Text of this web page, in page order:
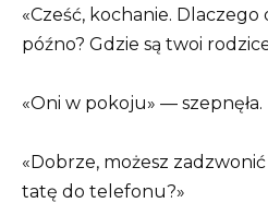
«Cześć, kochanie.
późno? Gdzie są twoi
«Oni w pokoju» — szepnęła.
«Dobrze, możesz
tatę do telefonu?»